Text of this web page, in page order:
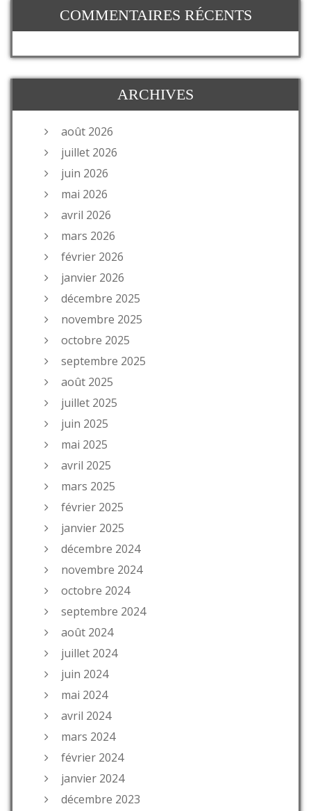
COMMENTAIRES RÉCENTS
ARCHIVES
août 2026
juillet 2026
juin 2026
mai 2026
avril 2026
mars 2026
février 2026
janvier 2026
décembre 2025
novembre 2025
octobre 2025
septembre 2025
août 2025
juillet 2025
juin 2025
mai 2025
avril 2025
mars 2025
février 2025
janvier 2025
décembre 2024
novembre 2024
octobre 2024
septembre 2024
août 2024
juillet 2024
juin 2024
mai 2024
avril 2024
mars 2024
février 2024
janvier 2024
décembre 2023